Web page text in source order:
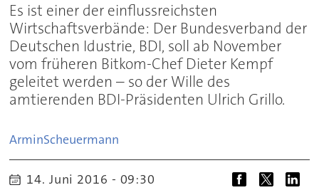
Es ist einer der einflussreichsten
Wirtschaftsverbände: Der Bundesverband der
Deutschen Idustrie, BDI, soll ab November
vom früheren Bitkom-Chef Dieter Kempf
geleitet werden – so der Wille des
amtierenden BDI-Präsidenten Ulrich Grillo.
ArminScheuermann
14. Juni 2016 - 09:30